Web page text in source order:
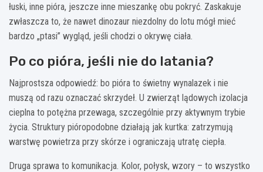
łuski, inne pióra, jeszcze inne mieszankę obu pokryć. Zaskakuje
zwłaszcza to, że nawet dinozaur niezdolny do lotu mógł mieć
bardzo „ptasi” wygląd, jeśli chodzi o okrywę ciała.
Po co pióra, jeśli nie do latania?
Najprostsza odpowiedź: bo pióra to świetny wynalazek i nie
muszą od razu oznaczać skrzydeł. U zwierząt lądowych izolacja
cieplna to potężna przewaga, szczególnie przy aktywnym trybie
życia. Struktury pióropodobne działają jak kurtka: zatrzymują
warstwę powietrza przy skórze i ograniczają utratę ciepła.
Druga sprawa to komunikacja. Kolor, połysk, wzory – to wszystko